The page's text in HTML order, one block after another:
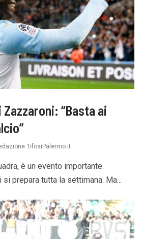
“Basta ai
TifosiPalermo.it
è un evento importante.
prepara tutta la settimana. Ma...